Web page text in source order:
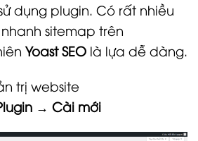
dụng plugin. Có rất nhiều
sitemap trên
Yoast SEO là lựa dễ dàng.
trị website
→ Cài mới